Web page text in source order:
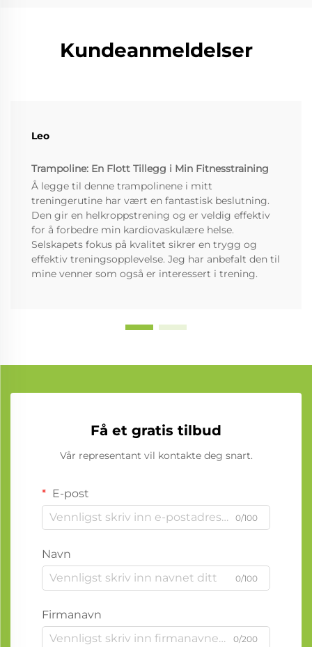
Kundeanmeldelser
Leo
Trampoline: En Flott Tillegg i Min Fitnesstraining
Å legge til denne trampolinene i mitt
treningerutine har vært en fantastisk beslutning.
Den gir en helkroppstrening og er veldig effektiv
for å forbedre min kardiovaskulære helse.
Selskapets fokus på kvalitet sikrer en trygg og
effektiv treningsopplevelse. Jeg har anbefalt den til
mine venner som også er interessert i trening.
Få et gratis tilbud
Vår representant vil kontakte deg snart.
E-post
0/100
Navn
0/100
Firmanavn
0/200